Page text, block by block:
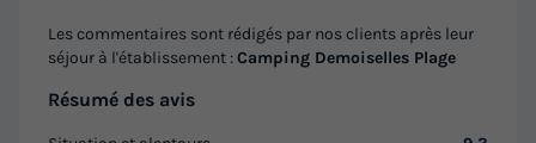
Les commentaires sont rédigés par nos clients après leur
séjour à l'établissement :Camping Demoiselles Plage
Résumé des avis